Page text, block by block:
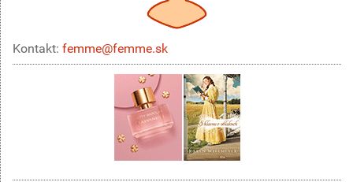
Kontakt: femme@femme.sk